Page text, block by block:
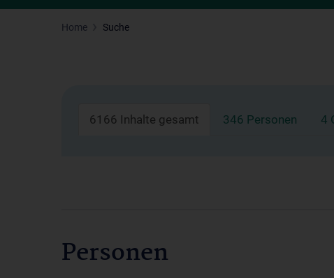
Home Suche
6166 Inhalte gesamt 346 Personen 4
Personen